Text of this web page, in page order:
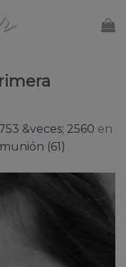
&veces; 2560 en
(61)